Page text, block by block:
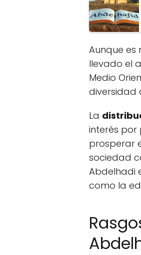
Aunque es
llevado el
Medio
diversidad
La
interés por
prosperar
sociedad
Abdelhadi
como la